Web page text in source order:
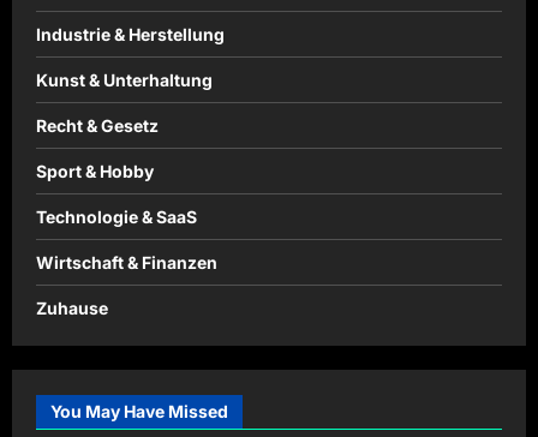
Industrie & Herstellung
Kunst & Unterhaltung
Recht & Gesetz
Sport & Hobby
Technologie & SaaS
Wirtschaft & Finanzen
Zuhause
You May Have Missed